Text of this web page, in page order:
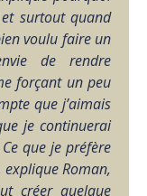
surtout quand
voulu faire un
de rendre
forçant un peu
que j’aimais
je continuerai
Ce que je préfère
explique Roman,
créer quelque